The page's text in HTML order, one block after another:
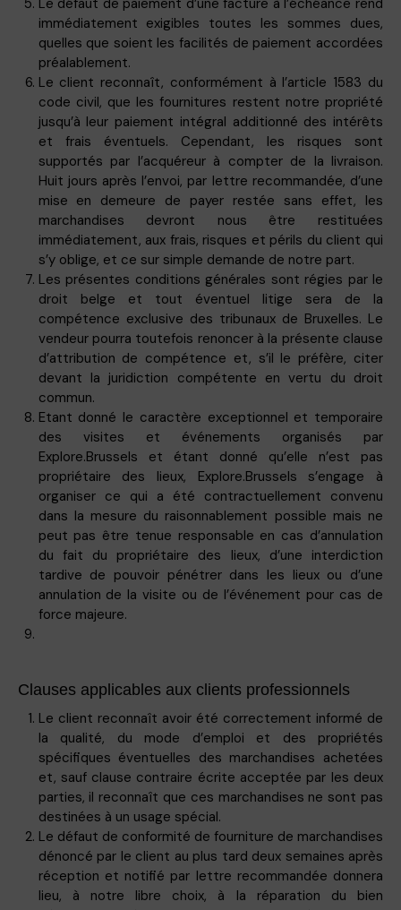
immédiatement exigibles toutes les sommes dues,
quelles que soient les facilités de paiement accordées
préalablement.
Le client reconnaît, conformément à l’article 1583 du
code civil, que les fournitures restent notre propriété
jusqu’à leur paiement intégral additionné des intérêts
et frais éventuels. Cependant, les risques sont
supportés par l’acquéreur à compter de la livraison.
Huit jours après l’envoi, par lettre recommandée, d’une
mise en demeure de payer restée sans effet, les
marchandises devront nous être restituées
immédiatement, aux frais, risques et périls du client qui
s’y oblige, et ce sur simple demande de notre part.
Les présentes conditions générales sont régies par le
droit belge et tout éventuel litige sera de la
compétence exclusive des tribunaux de Bruxelles. Le
vendeur pourra toutefois renoncer à la présente clause
d’attribution de compétence et, s’il le préfère, citer
devant la juridiction compétente en vertu du droit
commun.
Etant donné le caractère exceptionnel et temporaire
des visites et événements organisés par
Explore.Brussels et étant donné qu’elle n’est pas
propriétaire des lieux, Explore.Brussels s’engage à
organiser ce qui a été contractuellement convenu
dans la mesure du raisonnablement possible mais ne
peut pas être tenue responsable en cas d’annulation
du fait du propriétaire des lieux, d’une interdiction
tardive de pouvoir pénétrer dans les lieux ou d’une
annulation de la visite ou de l’événement pour cas de
force majeure.
Clauses applicables aux clients professionnels
Le client reconnaît avoir été correctement informé de
la qualité, du mode d’emploi et des propriétés
spécifiques éventuelles des marchandises achetées
et, sauf clause contraire écrite acceptée par les deux
parties, il reconnaît que ces marchandises ne sont pas
destinées à un usage spécial.
Le défaut de conformité de fourniture de marchandises
dénoncé par le client au plus tard deux semaines après
réception et notifié par lettre recommandée donnera
lieu, à notre libre choix, à la réparation du bien